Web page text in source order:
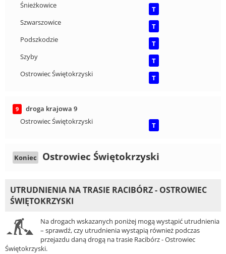
Śnieżkowice
T
Szwarszowice
T
Podszkodzie
T
Szyby
T
Ostrowiec Świętokrzyski
T
9
droga krajowa 9
Ostrowiec Świętokrzyski
T
Koniec Ostrowiec Świętokrzyski
UTRUDNIENIA NA TRASIE RACIBÓRZ - OSTROWIEC
ŚWIĘTOKRZYSKI
Na drogach wskazanych poniżej mogą wystąpić utrudnienia
– sprawdź, czy utrudnienia wystąpią również podczas
przejazdu daną drogą na trasie Racibórz - Ostrowiec
Świętokrzyski.